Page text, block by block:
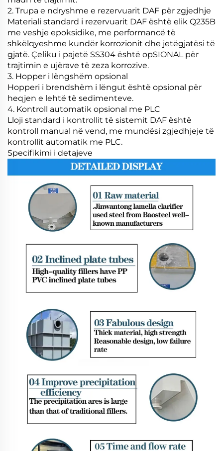
2. Trupa e ndryshme e rezervuarit DAF për zgjedhje
Materiali standard i rezervuarit DAF është elik Q235B
me veshje epoksidike, me performancë të
shkëlqyeshme kundër korrozionit dhe jetëgjatësi të
gjatë. Çeliku i pajetë SS304 është opSIONAL për
trajtimin e ujërave të zeza korrozive.
3. Hopper i lëngshëm opsional
Hopperi i brendshëm i lëngut është opsional për
heqjen e lehtë të sedimenteve.
4. Kontroll automatik opsional me PLC
Lloji standard i kontrollit të sistemit DAF është
kontroll manual në vend, me mundësi zgjedhjeje të
kontrollit automatik me PLC.
Specifikimi i detajeve